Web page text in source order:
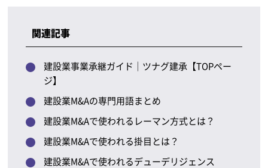
関連記事
建設業事業承継ガイド｜ツナグ建承【TOPペー
ジ】
建設業M&Aの専門用語まとめ
建設業M&Aで使われるレーマン方式とは？
建設業M&Aで使われる掛目とは？
建設業M&Aで使われるデューデリジェンス